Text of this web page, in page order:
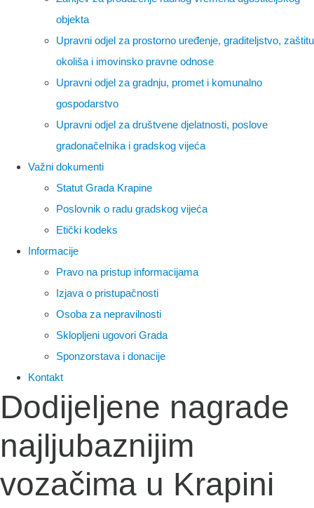
objekta
Upravni odjel za prostorno uređenje, graditeljstvo, zaštitu
okoliša i imovinsko pravne odnose
Upravni odjel za gradnju, promet i komunalno
gospodarstvo
Upravni odjel za društvene djelatnosti, poslove
gradonačelnika i gradskog vijeća
Važni dokumenti
Statut Grada Krapine
Poslovnik o radu gradskog vijeća
Etički kodeks
Informacije
Pravo na pristup informacijama
Izjava o pristupačnosti
Osoba za nepravilnosti
Sklopljeni ugovori Grada
Sponzorstava i donacije
Kontakt
Dodijeljene nagrade
najljubaznijim
vozačima u Krapini